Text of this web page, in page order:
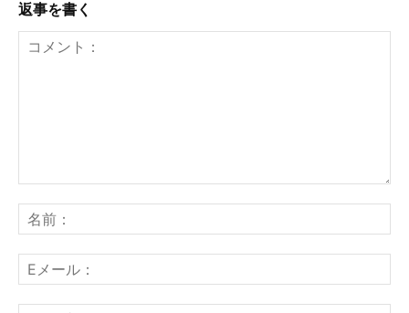
返事を書く
ン
ト：
前
メ
ー